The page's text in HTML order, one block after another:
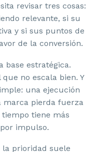
revisar tres cosas:
relevante, si su
y si sus puntos de
de la conversión.
base estratégica.
no escala bien. Y
una ejecución
marca pierda fuerza
tiene más
impulso.
la prioridad suele